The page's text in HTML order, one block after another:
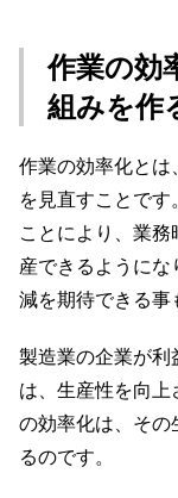
作業の効
組みを作
作業の効率化とは
を見直すことで
ことにより、業
産できるように
減を期待できる事
製造業の企業が利
は、生産性を向上
の効率化は、その
るのです。